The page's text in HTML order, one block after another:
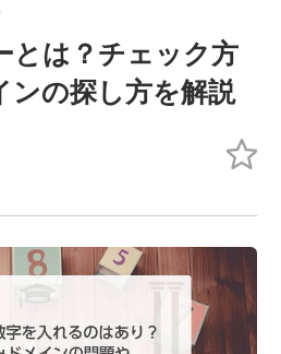
とは？チェック方
ンの探し方を解説